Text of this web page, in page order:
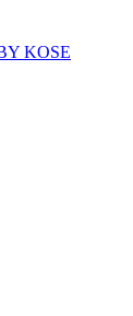
KOSE